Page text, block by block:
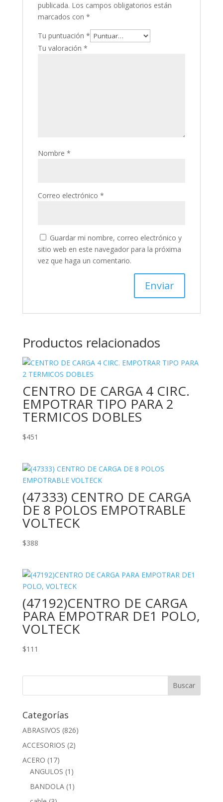
publicada. Los campos obligatorios están
marcados con *
Tu puntuación *
Tu valoración *
Nombre *
Correo electrónico *
Guardar mi nombre, correo electrónico y
sitio web en este navegador para la próxima
vez que haga un comentario.
Productos relacionados
CENTRO DE CARGA 4 CIRC.
EMPOTRAR TIPO PARA 2
TERMICOS DOBLES
$451
(47333) CENTRO DE CARGA
DE 8 POLOS EMPOTRABLE
VOLTECK
$388
(47192)CENTRO DE CARGA
PARA EMPOTRAR DE1 POLO,
VOLTECK
$111
Categorías
ABRASIVOS (826)
ACCESORIOS (2)
ACERO (17)
ANGULOS (1)
BANDOLA (1)